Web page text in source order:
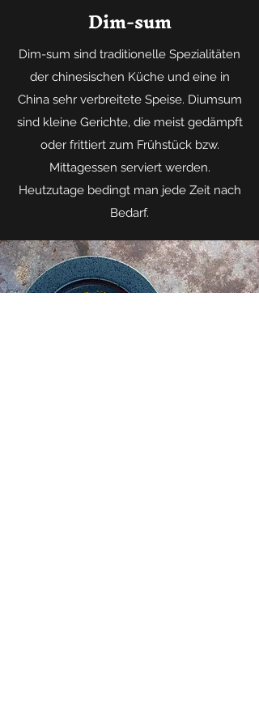
Dim-sum
Dim-sum sind traditionelle Spezialitäten
der chinesischen Küche und eine in
China sehr verbreitete Speise. Diumsum
sind kleine Gerichte, die meist gedämpft
oder frittiert zum Frühstück bzw.
Mittagessen serviert werden.
Heutzutage bedingt man jede Zeit nach
Bedarf.